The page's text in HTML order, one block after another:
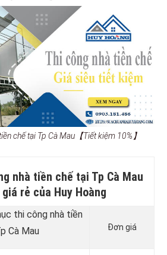
chế tại Tp Cà Mau【Tiết kiệm 10%】
nhà tiền chế tại Tp Cà Mau
rẻ của Huy Hoàng
thi công nhà tiền
Cà Mau
Đơn giá